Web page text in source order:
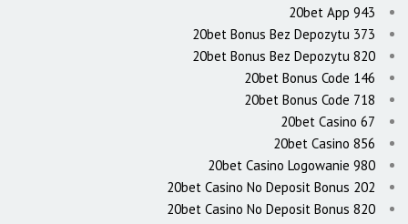
20bet App 943
20bet Bonus Bez Depozytu 373
20bet Bonus Bez Depozytu 820
20bet Bonus Code 146
20bet Bonus Code 718
20bet Casino 67
20bet Casino 856
20bet Casino Logowanie 980
20bet Casino No Deposit Bonus 202
20bet Casino No Deposit Bonus 820